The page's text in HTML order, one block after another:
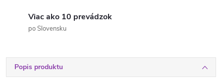
Viac ako 10 prevádzok
po Slovensku
Popis produktu